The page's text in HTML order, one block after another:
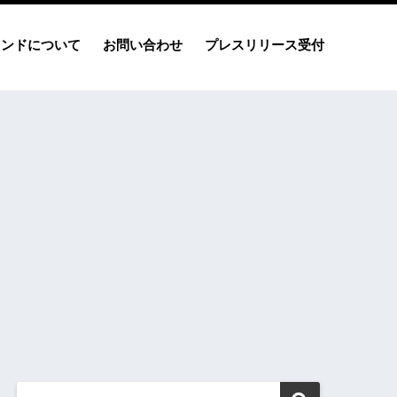
ドについて お問い合わせ プレスリリース受付